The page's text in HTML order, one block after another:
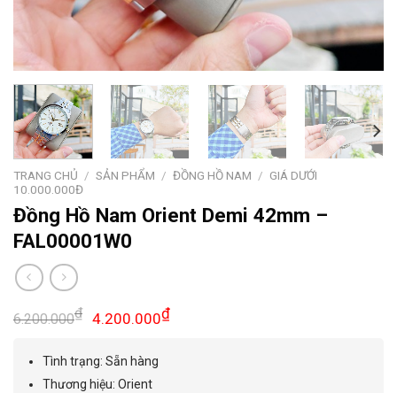
TRANG CHỦ / SẢN PHẨM / ĐỒNG HỒ NAM / GIÁ DƯỚI
10.000.000Đ
Đồng Hồ Nam Orient Demi 42mm –
FAL00001W0
6.200.000₫ Giá
là:
6.200.000₫.
4.200.000₫Giá
Tình trạng: Sẵn hàng
Thương hiệu: Orient